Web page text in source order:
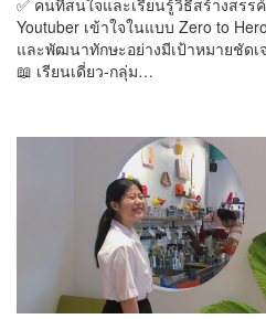
✅ คนที่สนใจและเรียนรู้วิธีสร้างสรร
Youtuber เข้าใจในแบบ Zero to
และพัฒนาทักษะอย่างมีเป้าหมายชัดเ
📖 เรียนเดี่ยว-กลุ่ม…